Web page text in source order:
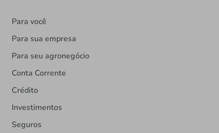
Para você
Para sua empresa
Para seu agronegócio
Conta Corrente
Crédito
Investimentos
Seguros